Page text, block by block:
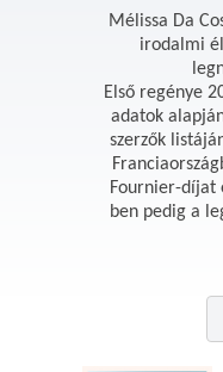
Mélissa Da
irodalmi
Első regénye
adatok
szerzők
Fournier-díjat
ben pedig a